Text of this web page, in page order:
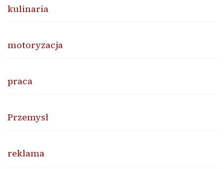
kulinaria
motoryzacja
praca
Przemysł
reklama